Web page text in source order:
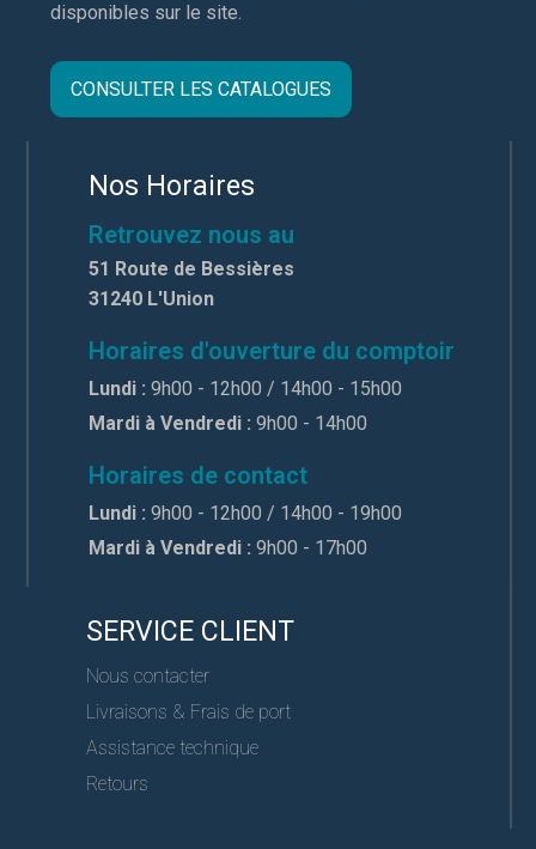
disponibles sur le site.
CONSULTER LES CATALOGUES
Nos Horaires
Retrouvez nous au
51 Route de Bessières
31240 L'Union
Horaires d'ouverture du comptoir
Lundi : 9h00 - 12h00 / 14h00 - 15h00
Mardi à Vendredi : 9h00 - 14h00
Horaires de contact
Lundi : 9h00 - 12h00 / 14h00 - 19h00
Mardi à Vendredi : 9h00 - 17h00
SERVICE CLIENT
Nous contacter
Livraisons & Frais de port
Assistance technique
Retours